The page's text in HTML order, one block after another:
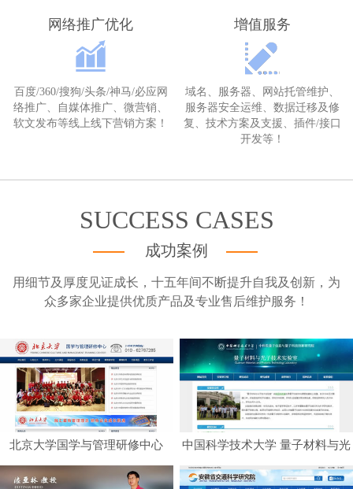
网络推广优化
百度/360/搜狗/头条/神马/必应网
络推广、自媒体推广、微营销、
软文发布等线上线下营销方案！
增值服务
域名、服务器、网站托管维护、
服务器安全运维、数据迁移及修
复、技术方案及支援、插件/接口
开发等！
SUCCESS CASES
成功案例
用细节及厚度见证成长，十五年间不断提升自我及创新，为
众多家企业提供优质产品及专业售后维护服务！
北京大学国学与管理研修中心
中国科学技术大学 量子材料与光
子技术实验室